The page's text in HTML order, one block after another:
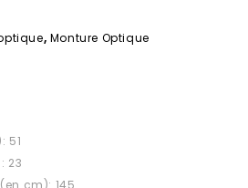
, Monture Optique
51
23
cm): 145